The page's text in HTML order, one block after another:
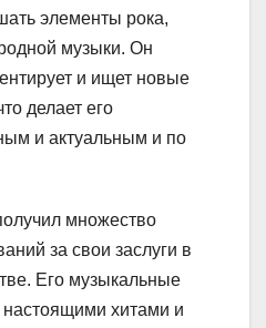
элементы рока,
музыки. Он
и ищет новые
делает его
и актуальным и по
множество
за свои заслуги в
Его музыкальные
настоящими хитами и